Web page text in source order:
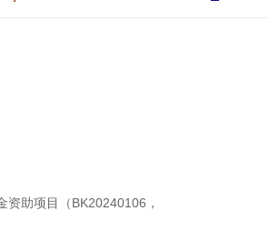
助项目（BK20240106，